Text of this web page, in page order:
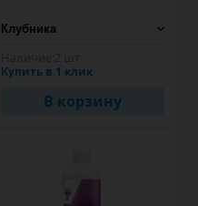
Купить в 1 клик
В корзину